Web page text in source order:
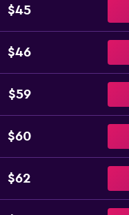
$45
$46
$59
$60
$62